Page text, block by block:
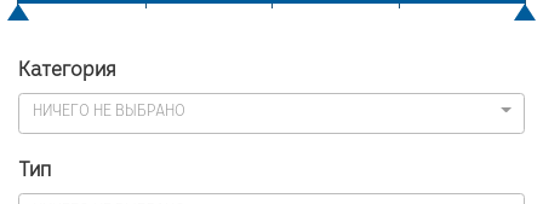
Категория
НИЧЕГО НЕ ВЫБРАНО
Тип